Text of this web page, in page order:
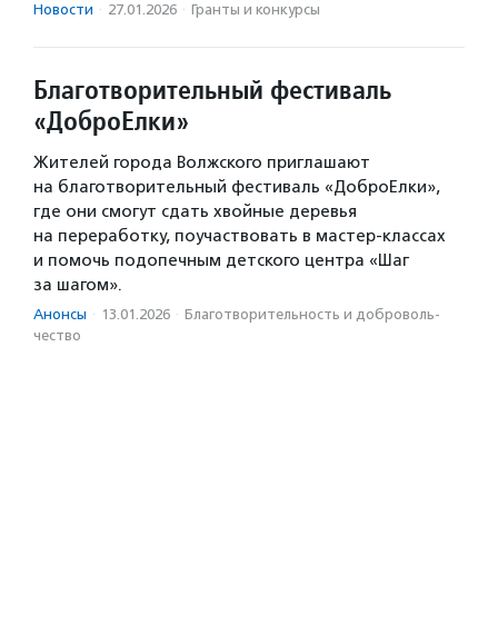
Новости · 27.01.2026 · Гранты и конкурсы
Благотворительный фестиваль
«ДоброЕлки»
Жителей города Волжского приглашают
на благотворительный фестиваль «ДоброЕлки»,
где они смогут сдать хвойные деревья
на переработку, поучаствовать в мастер-классах
и помочь подопечным детского центра «Шаг
за шагом».
Анонсы · 13.01.2026 · Благотвори­тель­ность и доброволь­
чест­во